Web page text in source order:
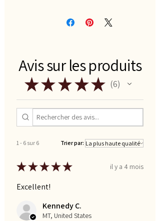
Avis sur les produits
★★ ★ ★★ 6
6
1 - 6 sur 6 Trier par:
★★★★★ il y a 4 mois
Excellent!
Kennedy C.
MT, United States